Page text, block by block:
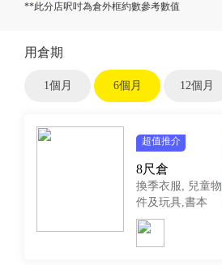
**此分店呎吋為倉外框約數參考數值
用倉期
1個月 6個月 12個月
超值推介
8尺倉
換季衣服, 兒童物
件及玩具,書本